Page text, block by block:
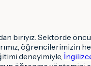
biriyiz. Sektörde
öğrencilerimizin
deneyimiyle,